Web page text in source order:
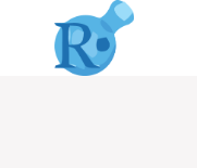
suoraan
sisältöön